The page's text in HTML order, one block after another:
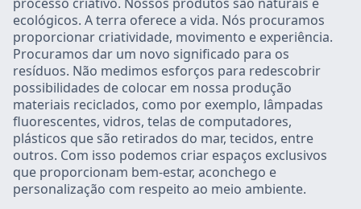
ecológicos. A terra oferece a vida. Nós procuramos
proporcionar criatividade, movimento e experiência.
Procuramos dar um novo significado para os
resíduos. Não medimos esforços para redescobrir
possibilidades de colocar em nossa produção
materiais reciclados, como por exemplo, lâmpadas
fluorescentes, vidros, telas de computadores,
plásticos que são retirados do mar, tecidos, entre
outros. Com isso podemos criar espaços exclusivos
que proporcionam bem-estar, aconchego e
personalização com respeito ao meio ambiente.